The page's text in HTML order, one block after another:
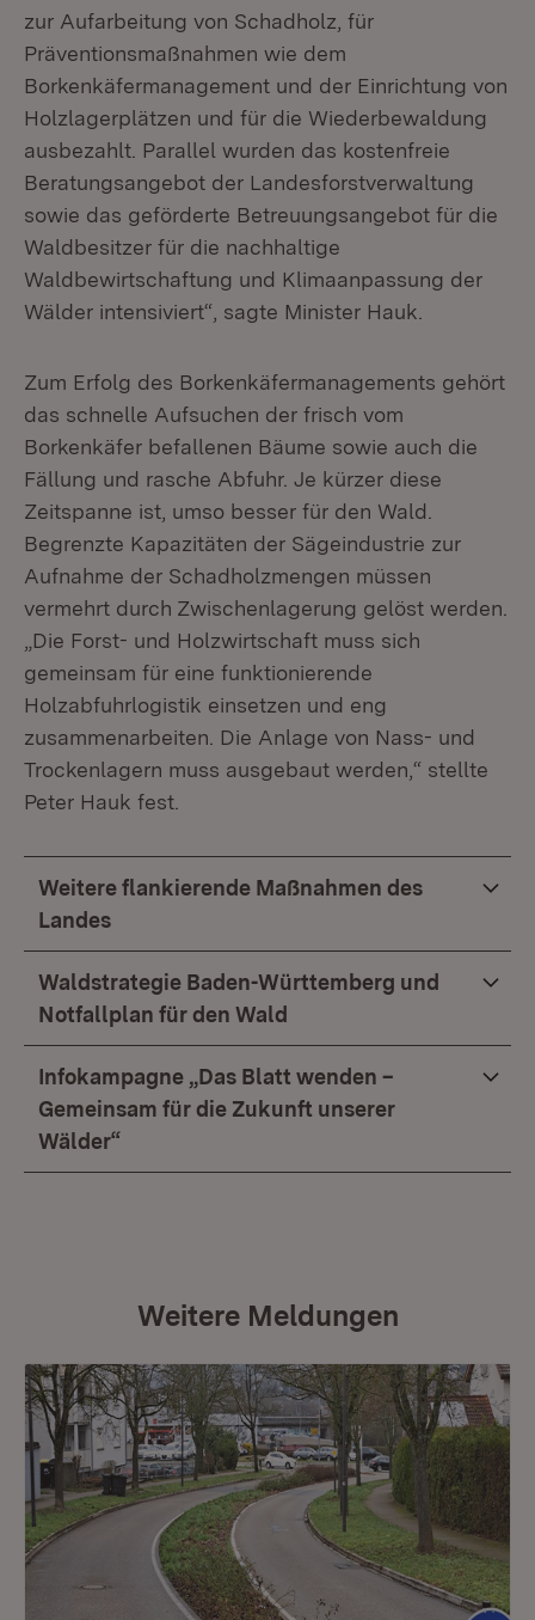
zur Aufarbeitung von Schadholz, für
Präventionsmaßnahmen wie dem
Borkenkäfermanagement und der Einrichtung von
Holzlagerplätzen und für die Wiederbewaldung
ausbezahlt. Parallel wurden das kostenfreie
Beratungsangebot der Landesforstverwaltung
sowie das geförderte Betreuungsangebot für die
Waldbesitzer für die nachhaltige
Waldbewirtschaftung und Klimaanpassung der
Wälder intensiviert“, sagte Minister Hauk.
Zum Erfolg des Borkenkäfermanagements gehört
das schnelle Aufsuchen der frisch vom
Borkenkäfer befallenen Bäume sowie auch die
Fällung und rasche Abfuhr. Je kürzer diese
Zeitspanne ist, umso besser für den Wald.
Begrenzte Kapazitäten der Sägeindustrie zur
Aufnahme der Schadholzmengen müssen
vermehrt durch Zwischenlagerung gelöst werden.
„Die Forst- und Holzwirtschaft muss sich
gemeinsam für eine funktionierende
Holzabfuhrlogistik einsetzen und eng
zusammenarbeiten. Die Anlage von Nass- und
Trockenlagern muss ausgebaut werden,“ stellte
Peter Hauk fest.
Weitere flankierende Maßnahmen des
Landes
Waldstrategie Baden-Württemberg und
Notfallplan für den Wald
Infokampagne „Das Blatt wenden –
Gemeinsam für die Zukunft unserer
Wälder“
Weitere Meldungen